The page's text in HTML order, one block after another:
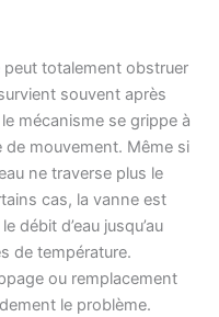
totalement obstruer
souvent après
mécanisme se grippe à
de mouvement. Même si
ne traverse plus le
cas, la vanne est
débit d’eau jusqu’au
de température.
ou remplacement
le problème.